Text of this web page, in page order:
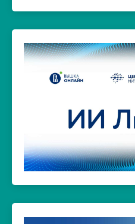
Нейросеть «ИИ
Инновационный
искусственного
анализирует
иностранных языков,
интеллекта и
Перейти на сайт >